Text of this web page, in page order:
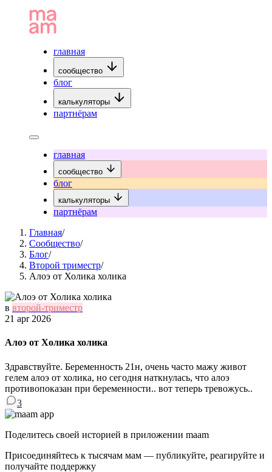
главная
сообщество
блог
калькуляторы
партнёрам
главная
сообщество
блог
калькуляторы
партнёрам
Главная/
Сообщество/
Блог/
Второй триместр/
Алоэ от Холика холика
в второй-триместр
21 apr 2026
Алоэ от Холика холика
Здравствуйте. Беременность 21н, очень часто мажу живот
гелем алоэ от холика, но сегодня наткнулась, что алоэ
противопоказан при беременности.. вот теперь тревожусь..
3
Поделитесь своей историей в приложении maam
Присоединяйтесь к тысячам мам — публикуйте, реагируйте и
получайте поддержку